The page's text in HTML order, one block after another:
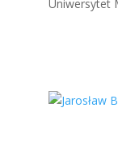
Uniwersytet